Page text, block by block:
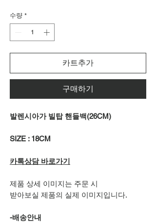
수량 *
카트추가
구매하기
발렌시아가 빌탑 핸들백(26CM)
SIZE : 18CM
카톡상담 바로가기
제품 상세 이미지는 주문 시
받아보실 제품의 실제 이미지입니다.
-배송안내